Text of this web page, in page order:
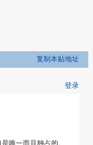
复制本贴地址
登录
唯一而且独占的。